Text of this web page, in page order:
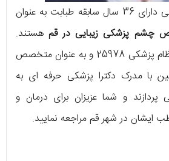
دکتر احمد رحیمی گائینی دارای 36 سال سابقه طبابت به عنوان
چشم پزشکی زیبایی در قمهستند.
ایشان اکنون با شماره نظام پزشکی 25978 و به عنوان متخصص
با مدرک دکترا پزشکی حرفه ای به
پردازند و شما عزیزان برای درمان و
ایشان در شهر قم مراجعه نمایید.